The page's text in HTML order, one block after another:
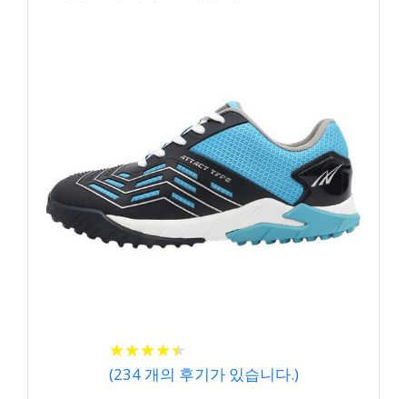
★★★★★
★★★★★
(234개의 후기가 있습니다.)